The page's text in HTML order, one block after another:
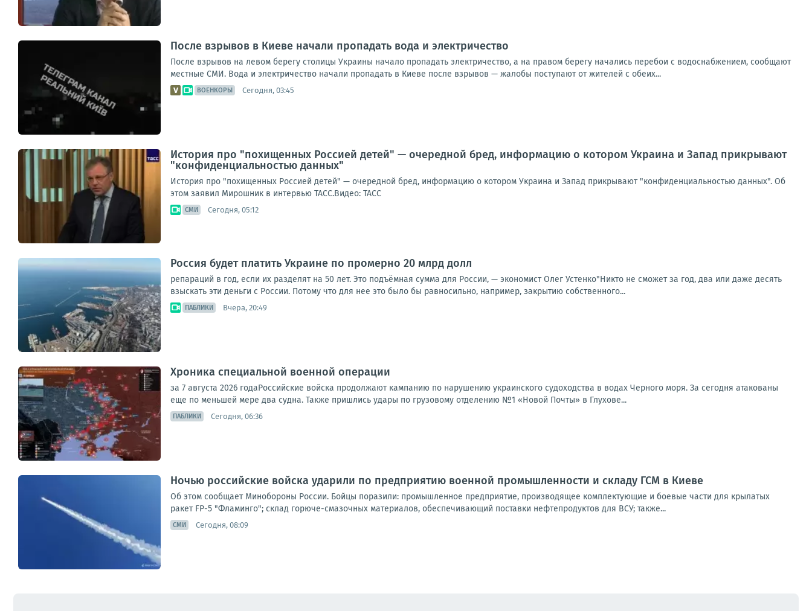
После взрывов в Киеве начали пропадать вода и электричество
После взрывов на левом берегу столицы Украины начало пропадать электричество, а на правом берегу начались перебои с водоснабжением, сообщают
местные СМИ. Вода и электричество начали пропадать в Киеве после взрывов — жалобы поступают от жителей с обеих...
ВОЕНКОРЫ Сегодня, 03:45
История про "похищенных Россией детей" — очередной бред, информацию о котором Украина и Запад прикрывают
"конфиденциальностью данных"
История про "похищенных Россией детей" — очередной бред, информацию о котором Украина и Запад прикрывают "конфиденциальностью данных". Об
этом заявил Мирошник в интервью ТАСС.Видео: ТАСС
СМИ Сегодня, 05:12
Россия будет платить Украине по промерно 20 млрд долл
репараций в год, если их разделят на 50 лет. Это подъёмная сумма для России, — экономист Олег Устенко"Никто не сможет за год, два или даже десять
взыскать эти деньги с России. Потому что для нее это было бы равносильно, например, закрытию собственного...
ПАБЛИКИ Вчера, 20:49
Хроника специальной военной операции
за 7 августа 2026 годаРоссийские войска продолжают кампанию по нарушению украинского судоходства в водах Черного моря. За сегодня атакованы
еще по меньшей мере два судна. Также пришлись удары по грузовому отделению №1 «Новой Почты» в Глухове...
ПАБЛИКИ Сегодня, 06:36
Ночью российские войска ударили по предприятию военной промышленности и складу ГСМ в Киеве
Об этом сообщает Минобороны России. Бойцы поразили: промышленное предприятие, производящее комплектующие и боевые части для крылатых
ракет FP-5 "Фламинго"; склад горюче-смазочных материалов, обеспечивающий поставки нефтепродуктов для ВСУ; также...
СМИ Сегодня, 08:09